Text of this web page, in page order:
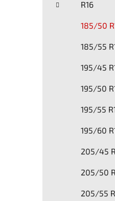
R16
185/50
185/55
195/45
195/50
195/55
195/60
205/45
205/50
205/55